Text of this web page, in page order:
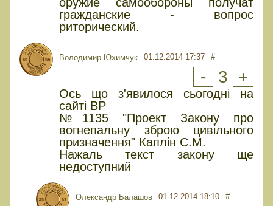
гражданские - вопрос
риторический.
Володимир Юхимчук 01.12.2014 17:37 #
- 3 +
Ось що з'явилося сьогодні на
сайті ВР
№1135 "Проект Закону про
вогнепальну зброю цивільного
призначення" Каплін С.М.
Нажаль текст закону ще
недоступний
Олександр Балашов 01.12.2014 18:10 #